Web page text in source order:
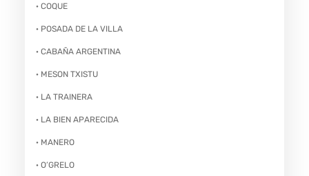
· COQUE
· POSADA DE LA VILLA
· CABAÑA ARGENTINA
· MESON TXISTU
· LA TRAINERA
· LA BIEN APARECIDA
· MANERO
· O’GRELO